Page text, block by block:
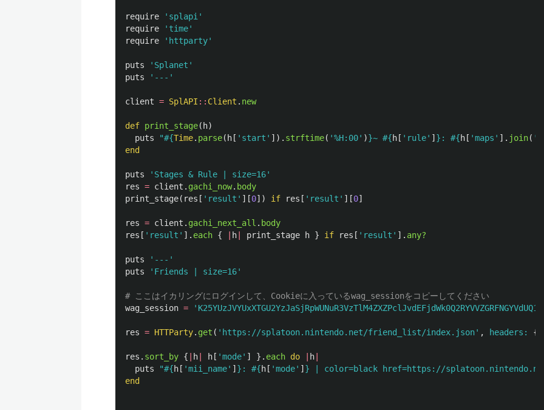
require
'splapi'
require
'time'
require
'httparty'
puts
'Splanet'
puts
'---'
client = SplAPI :: Client . new
def print_stage( h)
puts
"#{Time. parse( h [ 'start' ]). strftime( '%H:00' )}~ #{h [ 'rule' ] } : #{h [ 'maps' ]. join( ',
end
puts
'Stages & Rule | size=16'
res = client . gachi_now. body
print_stage( res [ 'result' ][0]) if res [ 'result' ][0]
res = client . gachi_next_all . body
res [ 'result' ]. each { h print_stage h } if res [ 'result' ]. any?
puts
'---'
puts
'Friends | size=16'
# ここはイカリングにログインして、Cookieに入っているwag_sessionをコピーしてください
wag_session =
res = HTTParty. get ( 'https://splatoon.nintendo.net/friend_list/index.json' , headers: {
res . sort_by { h h [ 'mode' ] }. each do h
puts
"#{h [ 'mii_name' ] } : #{h [ 'mode' ] } | color=black href=https://
end